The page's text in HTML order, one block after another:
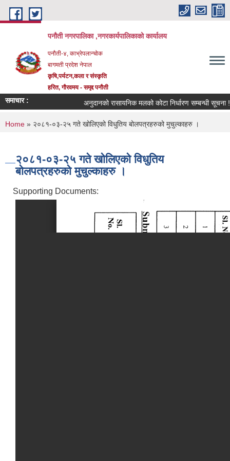
Skip to main content
पनौती नगरपालिका ,नगरकार्यपालिकाको कार्यालय
पनौती-४, काभ्रेपलान्चोक
बागमती प्रदेश नेपाल
कृषि,पर्यटन,कला र संस्कृति
हरित, गौरवमय - समृद्द पनौती
समाचार : अनुदानको रासायनिक मलको कोटा निर्धारण सम्बन्धी सूचना !!!
You are here
Home » २०८१-०३-२५ गते खोलिएको विधुतिय बोलपत्रहरुको मुचुल्काहरु ।
२०८१-०३-२५ गते खोलिएको विधुतिय
बोलपत्रहरुको मुचुल्काहरु ।
Supporting Documents: